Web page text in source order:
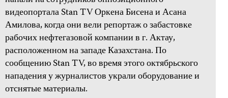
видеопортала Stan TV Оркена Бисена и Асана
Амилова, когда они вели репортаж о забастовке
рабочих нефтегазовой компании в г. Актау,
расположенном на западе Казахстана. По
сообщению Stan TV, во время этого октябрьского
нападения у журналистов украли оборудование и
отснятые материалы.